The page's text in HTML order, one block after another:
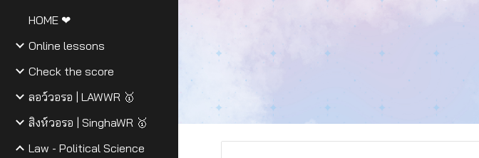
HOME ❤
Online lessons
Check the score
ลอว์วอรอ | LAWWR 🥇
สิงห์วอรอ | SinghaWR 🥇
Law - Political Science